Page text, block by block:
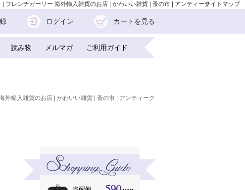
レンチガーリー 海外輸入雑貨のお店 | かわいい雑貨 | 蚤の市 | アンティークサイトマップ
ログイン カートを見る
読み物 メルマガ ご利用ガイド
輸入雑貨のお店 | かわいい雑貨 | 蚤の市 | アンティーク